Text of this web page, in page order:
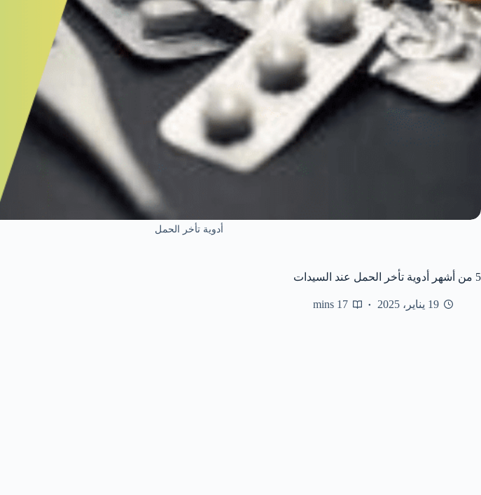
أدوية تأخر الحمل
5 من أشهر أدوية تأخر الحمل عند السيدات
19 يناير، 2025 17 mins